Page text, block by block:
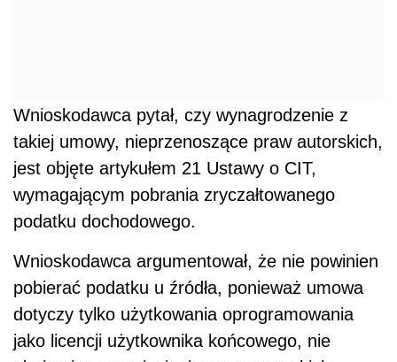
Wnioskodawca pytał, czy wynagrodzenie z
takiej umowy, nieprzenoszące praw autorskich,
jest objęte artykułem 21 Ustawy o CIT,
wymagającym pobrania zryczałtowanego
podatku dochodowego.
Wnioskodawca argumentował, że nie powinien
pobierać podatku u źródła, ponieważ umowa
dotyczy tylko użytkowania oprogramowania
jako licencji użytkownika końcowego, nie